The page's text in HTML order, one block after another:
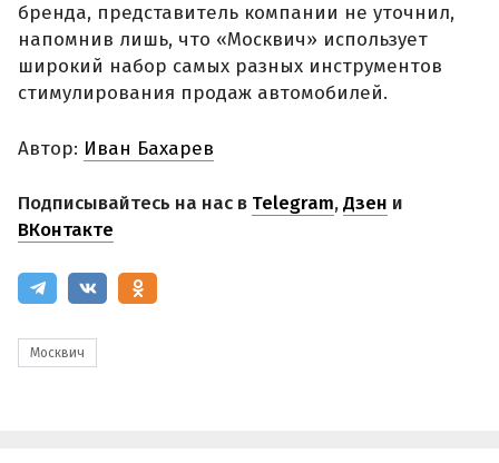
бренда, представитель компании не уточнил,
напомнив лишь, что «Москвич» использует
широкий набор самых разных инструментов
стимулирования продаж автомобилей.
Автор: Иван Бахарев
Подписывайтесь на нас в Telegram,Дзен и
ВКонтакте
Москвич